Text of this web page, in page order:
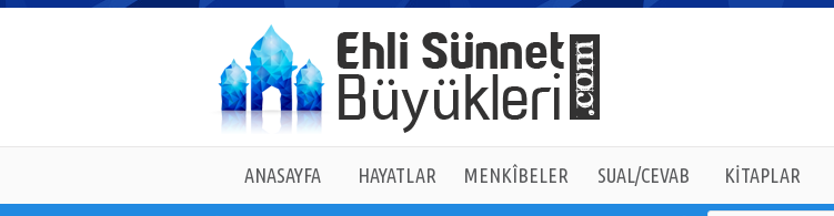
ANASAYFA HAYATLAR MENKÎBELER SUAL/CEVAB KİTAPLAR